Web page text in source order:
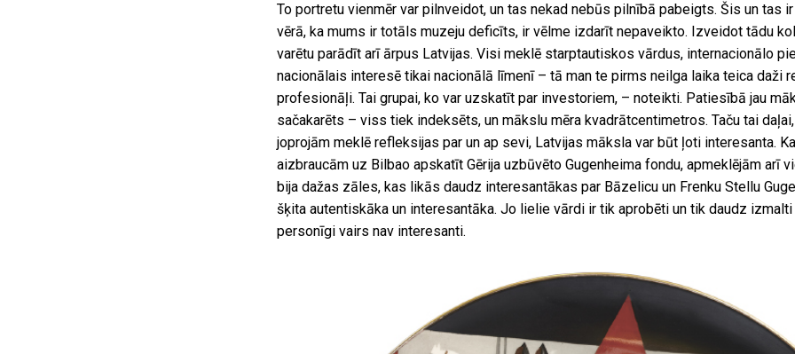
To portretu vienmēr var pilnveidot, un tas nekad nebūs pilnībā pabeigts. Šis un tas
vērā, ka mums ir totāls muzeju deficīts, ir vēlme izdarīt nepaveikto. Izveidot tādu
varētu parādīt arī ārpus Latvijas. Visi meklē starptautiskos vārdus, internacionālo
nacionālais interesē tikai nacionālā līmenī – tā man te pirms neilga laika teica daži
profesionāļi. Tai grupai, ko var uzskatīt par investoriem, – noteikti. Patiesībā jau
sačakarēts – viss tiek indeksēts, un mākslu mēra kvadrātcentimetros. Taču tai
joprojām meklē refleksijas par un ap sevi, Latvijas māksla var būt ļoti interesanta.
aizbraucām uz Bilbao apskatīt Gērija uzbūvēto Gugenheima fondu, apmeklējām arī
bija dažas zāles, kas likās daudz interesantākas par Bāzelicu un Frenku Stellu
šķita autentiskāka un interesantāka. Jo lielie vārdi ir tik aprobēti un tik daudz izmalti
personīgi vairs nav interesanti.